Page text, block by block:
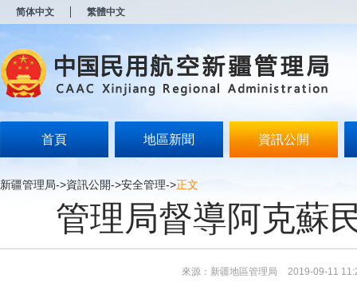
简体中文 繁體中文
首頁 地區新聞 資訊公開
新疆管理局->資訊公開->安全管理->正文
管理局督導阿克蘇
來源：新疆地區管理局 2019-09-11
开
无
障
说
按
Alt
键